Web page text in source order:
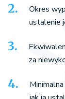
Okres
ustalenie
za